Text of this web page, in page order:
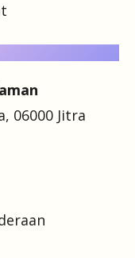
06000 Jitra